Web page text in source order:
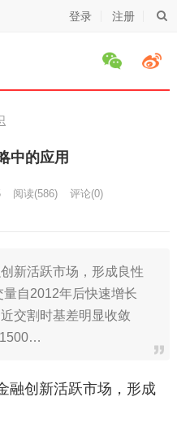
登录 注册
中的应用
阅读(586) 评论(0)
新活跃市场，形成良性
自2012年后快速增长
割时基差明显收敛
融创新活跃市场，形成